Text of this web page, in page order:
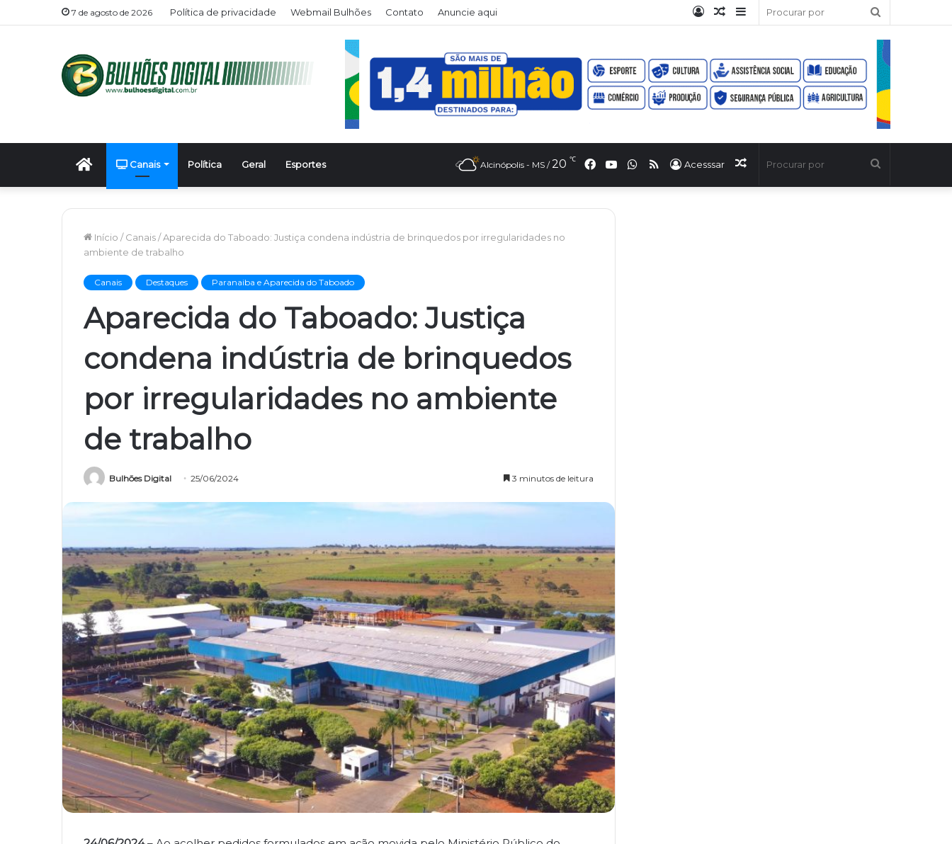
7 de agosto de 2026 Política de privacidade Webmail Bulhões Contato Anuncie aqui
por
Barra
Artigo
Entrar
Início Canais Política Geral Esportes Artigo
Acesssar
RSS
WhatsApp
YouTube
Facebook
Alcinópolis - MS / 20 ℃
Início / Canais/Aparecida do Taboado: Justiça condena indústria de brinquedos por irregularidades no
ambiente de trabalho
Canais Destaques Paranaiba e Aparecida do Taboado
Aparecida do Taboado: Justiça
condena indústria de brinquedos
por irregularidades no ambiente
de trabalho
Bulhões Digital 25/06/2024 3 minutos de leitura